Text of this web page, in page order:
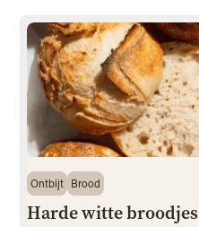
Ontbijt Brood
Harde witte broodjes